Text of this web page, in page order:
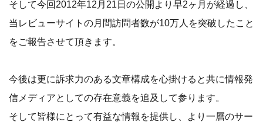
そして今回2012年12月21日の公開より早2ヶ月が経過し、
当レビューサイトの月間訪問者数が10万人を突破したこと
をご報告させて頂きます。
今後は更に訴求力のある文章構成を心掛けると共に情報発
信メディアとしての存在意義を追及して参ります。
そして皆様にとって有益な情報を提供し、より一層のサー